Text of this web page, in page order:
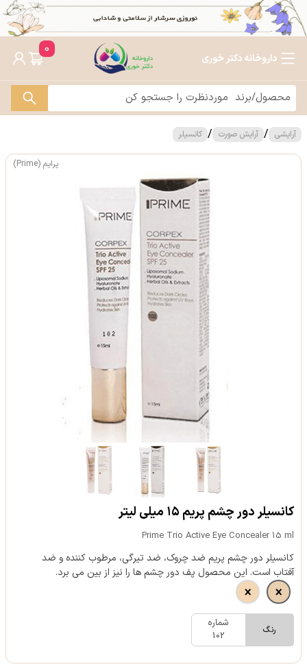
داروخانه دکتر خوری
0
آرایشی / آرایش صورت / کانسیلر
پرایم (Prime)
کانسیلر دور چشم پریم ۱۵ میلی لیتر
Prime Trio Active Eye Concealer 15 ml
کانسیلر دور چشم پریم ضد چروک، ضد تیرگی، مرطوب کننده و ضد
آفتاب است. این محصول پف دور چشم ها را نیز از بین می برد.
رنگ
شماره
102